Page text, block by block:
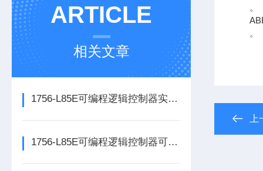
ARTICLE
相关文章
1756-L85E可编程逻辑控制器实操应用常见问题分析及解决方法探讨
1756-L85E可编程逻辑控制器可满足多行业自动化精准控制需求
。
。